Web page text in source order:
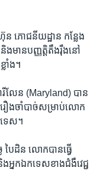
ភោជនីយដ្ឋាន​ កន្លែង​
និង​មាន​បញ្ញត្តិ​តឹងរ៉ឹងនៅ​
ាំង។​
រីលែន (Maryland) បាន
ងចាំបាច់សម្រាប់លោក
ទេស។
បៃដិន​ លោក​បាន​ធ្វើ​
អ្នក​ឯកទេស​ខាង​ជំងឺ​វេជ្ជ